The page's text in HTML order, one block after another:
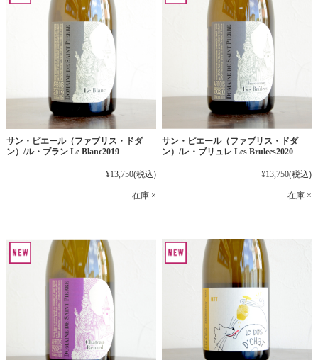
サン・ピエール（ファブリス・ドダ
ン）/ル・ブラン Le Blanc2019
¥13,750(税込)
在庫 ×
サン・ピエール（ファブリス・ドダ
ン）/レ・ブリュレ Les Brulees2020
¥13,750(税込)
在庫 ×